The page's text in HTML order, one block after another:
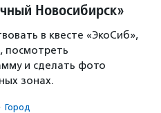
Новосибирск»
в квесте «ЭкоСиб»,
посмотреть
и сделать фото
зонах.
· Город